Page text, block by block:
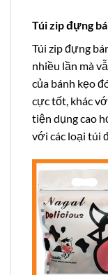
Túi zip đựng
Túi zip đựng
nhiều lần mà
của bánh kẹo
cực tốt, khác
tiện dụng cao
với các loại túi